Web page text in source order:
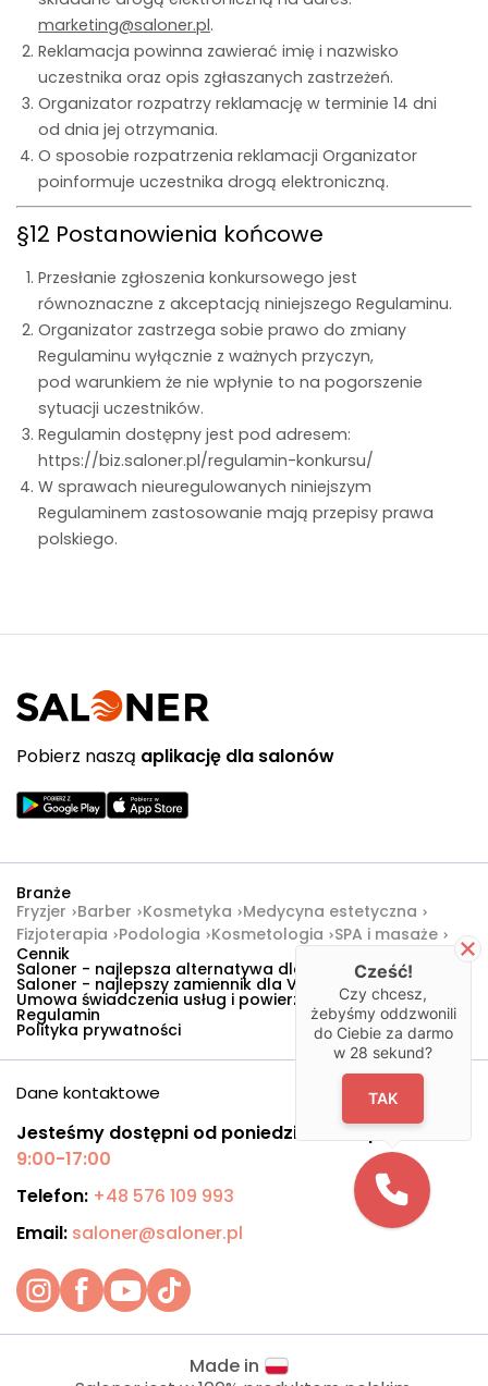
marketing@saloner.pl.
Reklamacja powinna zawierać imię i nazwisko
uczestnika oraz opis zgłaszanych zastrzeżeń.
Organizator rozpatrzy reklamację w terminie 14 dni
od dnia jej otrzymania.
O sposobie rozpatrzenia reklamacji Organizator
poinformuje uczestnika drogą elektroniczną.
§12 Postanowienia końcowe
Przesłanie zgłoszenia konkursowego jest
równoznaczne z akceptacją niniejszego Regulaminu.
Organizator zastrzega sobie prawo do zmiany
Regulaminu wyłącznie z ważnych przyczyn,
pod warunkiem że nie wpłynie to na pogorszenie
sytuacji uczestników.
Regulamin dostępny jest pod adresem:
https://biz.saloner.pl/regulamin-konkursu/
W sprawach nieuregulowanych niniejszym
Regulaminem zastosowanie mają przepisy prawa
polskiego.
Pobierz naszą aplikację dla salonów
Branże
Fryzjer Barber Kosmetyka Medycyna estetyczna
Fizjoterapia Podologia Kosmetologia SPA i masaże
Cennik
Saloner - najlepsza alternatywa dla Booksy
Saloner - najlepszy zamiennik dla Versum
Umowa świadczenia usług i powierzenia danych
Regulamin
Polityka prywatności
Dane kontaktowe
Jesteśmy dostępni od poniedziałku do piątku:
9:00-17:00
Telefon: +48 576 109 993
Email: saloner@saloner.pl
Made in
Cześć!
Czy chcesz,
żebyśmy oddzwonili
do Ciebie za darmo
w 28 sekund?
TAK